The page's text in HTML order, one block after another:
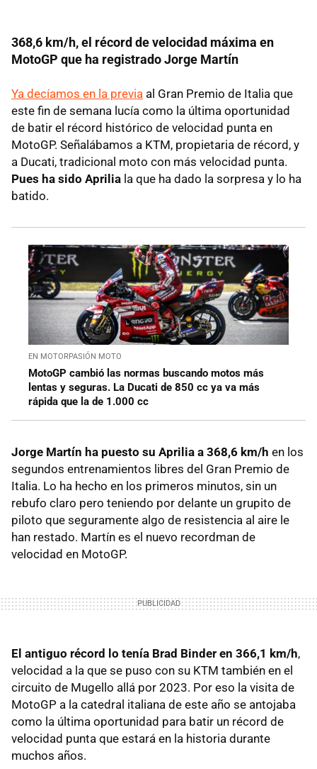
368,6 km/h, el récord de velocidad máxima en
MotoGP que ha registrado Jorge Martín
Ya decíamos en la previa al Gran Premio de Italia que
este fin de semana lucía como la última oportunidad
de batir el récord histórico de velocidad punta en
MotoGP. Señalábamos a KTM, propietaria de récord, y
a Ducati, tradicional moto con más velocidad punta.
Pues ha sido Aprilia la que ha dado la sorpresa y lo ha
batido.
EN MOTORPASIÓN MOTO
MotoGP cambió las normas buscando motos más
lentas y seguras. La Ducati de 850 cc ya va más
rápida que la de 1.000 cc
Jorge Martín ha puesto su Aprilia a 368,6 km/h en los
segundos entrenamientos libres del Gran Premio de
Italia. Lo ha hecho en los primeros minutos, sin un
rebufo claro pero teniendo por delante un grupito de
piloto que seguramente algo de resistencia al aire le
han restado. Martín es el nuevo recordman de
velocidad en MotoGP.
El antiguo récord lo tenía Brad Binder en 366,1 km/h,
velocidad a la que se puso con su KTM también en el
circuito de Mugello allá por 2023. Por eso la visita de
MotoGP a la catedral italiana de este año se antojaba
como la última oportunidad para batir un récord de
velocidad punta que estará en la historia durante
muchos años.